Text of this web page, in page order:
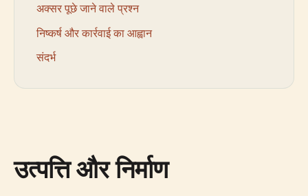
अक्सर पूछे जाने वाले प्रश्न
निष्कर्ष और कार्रवाई का आह्वान
संदर्भ
उत्पत्ति और निर्माण